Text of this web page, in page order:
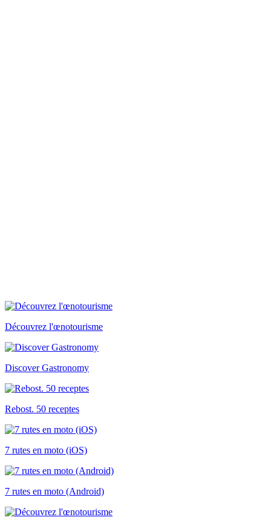
Découvrez l'œnotourisme
Discover Gastronomy
Rebost. 50 receptes
7 rutes en moto (iOS)
7 rutes en moto (Android)